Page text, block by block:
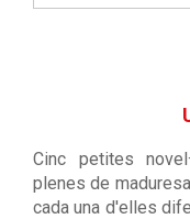
Cinc petites
plenes de
cada una d'elles